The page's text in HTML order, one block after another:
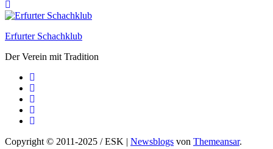
Erfurter Schachklub
Der Verein mit Tradition
Copyright © 2011-2025 / ESK Newsblogs von Themeansar.